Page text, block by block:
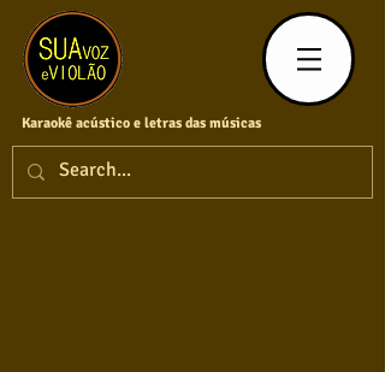
Karaokê acústico e letras das músicas